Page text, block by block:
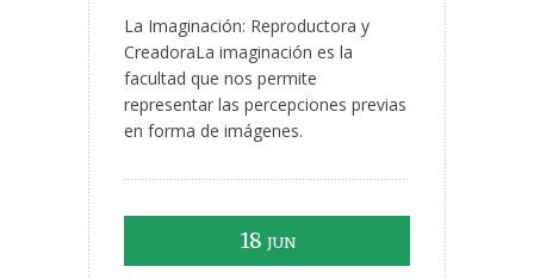
La Imaginación: Reproductora y
CreadoraLa imaginación es la
facultad que nos permite
representar las percepciones previas
en forma de imágenes.
18 JUN